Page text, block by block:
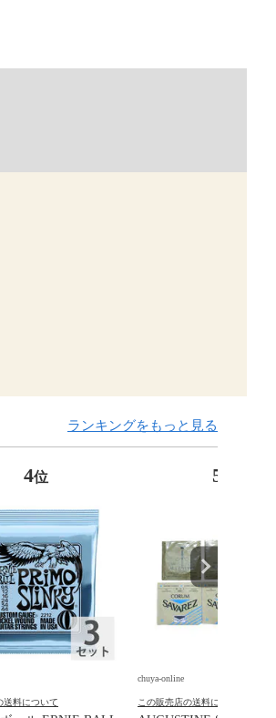
ランキングをもっと見る
4位
送料について
5
chuya-online
この販売店の送料について